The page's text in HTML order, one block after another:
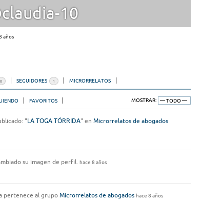
10
años
0 SEGUIDORES 1 MICRORRELATOS
FAVORITOS MOSTRAR:
"LA TOGA TÓRRIDA" en Microrrelatos de abogados
su imagen de perfil. hace 8 años
pertenece al grupo Microrrelatos de abogados hace 8 años